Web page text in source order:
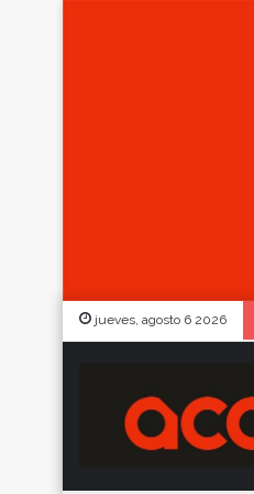
jueves, agosto 6 2026